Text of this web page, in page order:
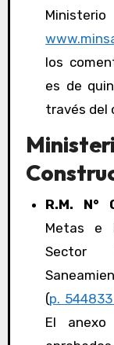
los
es de
través del
R.M. N°
Metas e
Sector
(p.
El